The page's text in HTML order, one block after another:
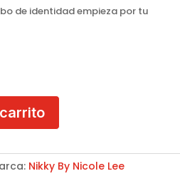
de identidad empieza por tu
Nikky By Nicole Lee